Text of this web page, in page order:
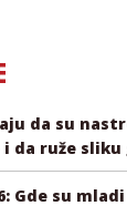
da su
da ruže sliku
Gde su